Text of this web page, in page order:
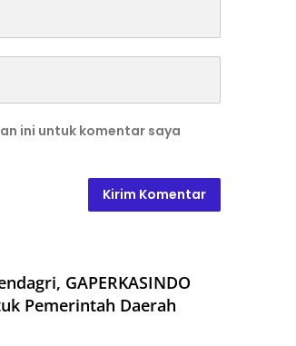
ini untuk komentar saya
GAPERKASINDO
Pemerintah Daerah